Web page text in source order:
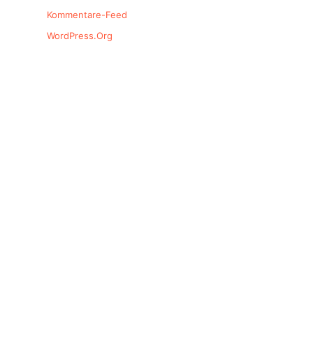
Kommentare-Feed
WordPress.org